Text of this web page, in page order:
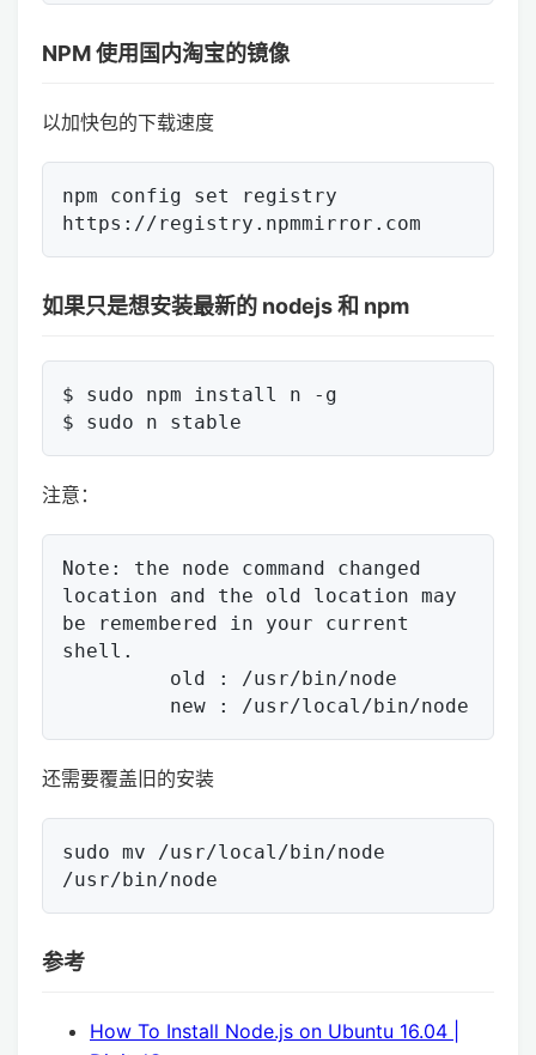
NPM 使用国内淘宝的镜像
以加快包的下载速度
npm config set registry
如果只是想安装最新的 nodejs 和 npm
$ sudo npm install n -g
注意：
Note: the node command changed
location and the old location may
be remembered in your current
shell.
还需要覆盖旧的安装
sudo mv /usr/local/bin/node
参考
How To Install Node.js on Ubuntu 16.04 |